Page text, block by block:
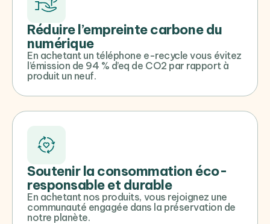
Réduire l’empreinte carbone du
numérique
En achetant un téléphone e-recycle vous évitez
l’émission de 94 % d’eq de CO2 par rapport à
produit un neuf.
Soutenir la consommation éco-
responsable et durable
En achetant nos produits, vous rejoignez une
communauté engagée dans la préservation de
notre planète.